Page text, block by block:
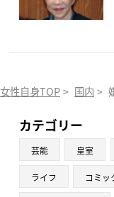
女性自身TOP > 国内 >
カテゴリー
芸能 皇室
ライフ コミッ